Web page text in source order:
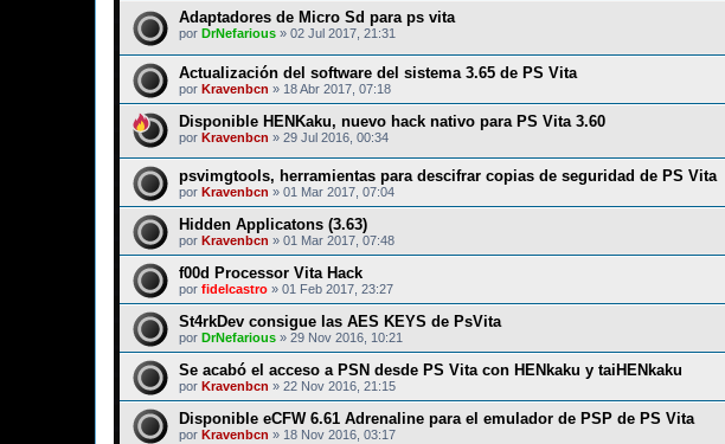
Adaptadores de Micro Sd para ps vita
por DrNefarious » 02 Jul 2017, 21:31
Actualización del software del sistema 3.65 de PS Vita
por Kravenbcn » 18 Abr 2017, 07:18
Disponible HENKaku, nuevo hack nativo para PS Vita 3.60
por Kravenbcn » 29 Jul 2016, 00:34
psvimgtools, herramientas para descifrar copias de seguridad de PS Vita
por Kravenbcn » 01 Mar 2017, 07:04
Hidden Applicatons (3.63)
por Kravenbcn » 01 Mar 2017, 07:48
f00d Processor Vita Hack
por fidelcastro » 01 Feb 2017, 23:27
St4rkDev consigue las AES KEYS de PsVita
por DrNefarious » 29 Nov 2016, 10:21
Se acabó el acceso a PSN desde PS Vita con HENkaku y taiHENkaku
por Kravenbcn » 22 Nov 2016, 21:15
Disponible eCFW 6.61 Adrenaline para el emulador de PSP de PS Vita
por Kravenbcn » 18 Nov 2016, 03:17